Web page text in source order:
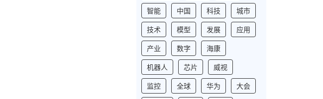
智能
中国 科技
城市
技术
模型 发展
应用
产业
数字
海康
机器人
芯片
威视
监控
全球 华为
大会